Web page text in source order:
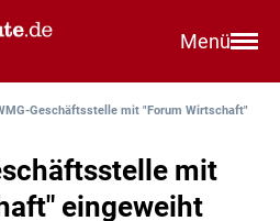
Menü
Geschäftsstelle mit "Forum Wirtschaft"
mit
eingeweiht